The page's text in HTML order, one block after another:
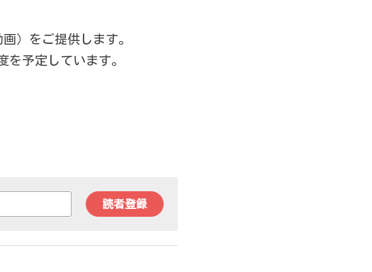
他
動画）をご提供します。
を予定しています。
読者登録